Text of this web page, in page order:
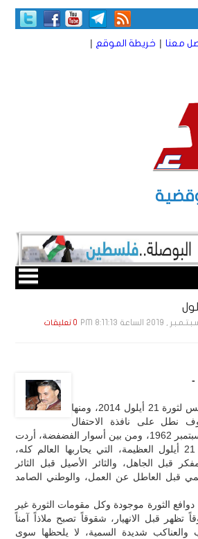
معنا | خريطة الموقع |
0 تعليقات
-
ونحن نحتفل بالعيد الخامس لثورة 21 أيلول 2014، ومنها
نطل على نافذة الاحتفال
بالذكرى الـ57 لثورة 26 سبتمبر 1962، ومن بين أسوار الفضفضة، أردت
أن أوجه رسالتي لثورة 21 أيلول العظيمة، التي يحاربها العالم كله،
قبل الجاهل، والثائر الأصيل قبل الثائر
قبل العاطل عن العمل، والوطني الصامد
الثورة موجودة وكل مقومات الثورة غير
تظهر قبل الانهيار، شقوقاً تصبح ملاذاً آمناً
والعناكب شديدة السمية، لا يلحظها سوى